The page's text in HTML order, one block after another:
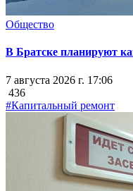
Общество
В Братске планируют
7 августа 2026 г. 17:06
436
#Капитальный ремонт